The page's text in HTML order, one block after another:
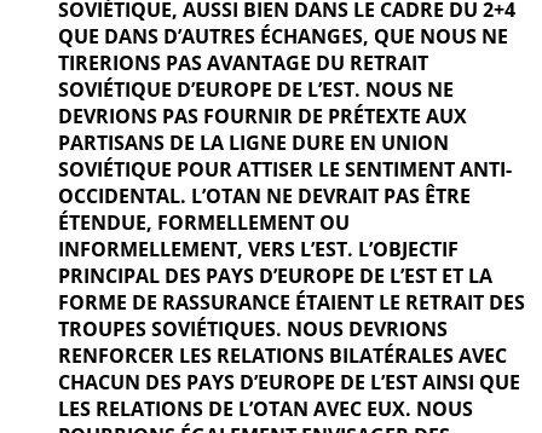
SOVIÉTIQUE, AUSSI BIEN DANS LE CADRE DU 2+4
QUE DANS D’AUTRES ÉCHANGES, QUE NOUS NE
TIRERIONS PAS AVANTAGE DU RETRAIT
SOVIÉTIQUE D’EUROPE DE L’EST. NOUS NE
DEVRIONS PAS FOURNIR DE PRÉTEXTE AUX
PARTISANS DE LA LIGNE DURE EN UNION
SOVIÉTIQUE POUR ATTISER LE SENTIMENT ANTI-
OCCIDENTAL. L’OTAN NE DEVRAIT PAS ÊTRE
ÉTENDUE, FORMELLEMENT OU
INFORMELLEMENT, VERS L’EST. L’OBJECTIF
PRINCIPAL DES PAYS D’EUROPE DE L’EST ET LA
FORME DE RASSURANCE ÉTAIENT LE RETRAIT DES
TROUPES SOVIÉTIQUES. NOUS DEVRIONS
RENFORCER LES RELATIONS BILATÉRALES AVEC
CHACUN DES PAYS D’EUROPE DE L’EST AINSI QUE
LES RELATIONS DE L’OTAN AVEC EUX. NOUS